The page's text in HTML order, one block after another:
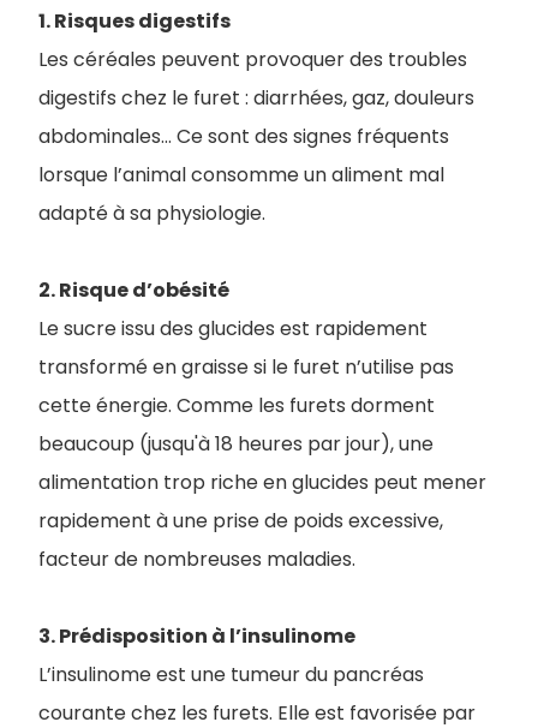
1. Risques digestifs
Les céréales peuvent provoquer des troubles
digestifs chez le furet : diarrhées, gaz, douleurs
abdominales… Ce sont des signes fréquents
lorsque l’animal consomme un aliment mal
adapté à sa physiologie.
2. Risque d’obésité
Le sucre issu des glucides est rapidement
transformé en graisse si le furet n’utilise pas
cette énergie. Comme les furets dorment
beaucoup (jusqu'à 18 heures par jour), une
alimentation trop riche en glucides peut mener
rapidement à une prise de poids excessive,
facteur de nombreuses maladies.
3. Prédisposition à l’insulinome
L’insulinome est une tumeur du pancréas
courante chez les furets. Elle est favorisée par